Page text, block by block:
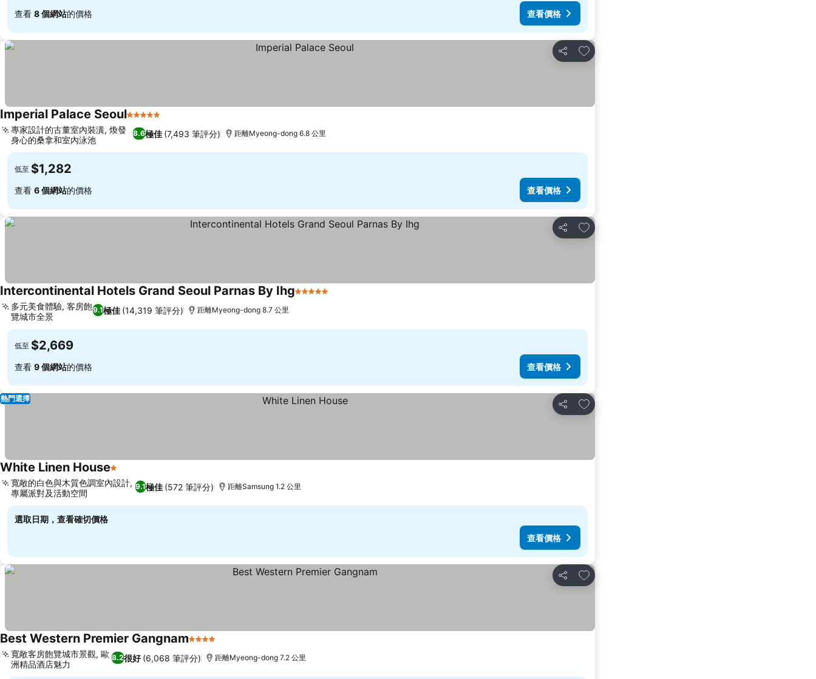
查看 8 個網站的價格 查看價格
分享
放到收藏夾
Imperial Palace Seoul5 星級
8.6極佳 (7,493 筆評分)
專家設計的古董室內裝潢, 煥發
身心的桑拿和室內泳池
距離Myeong-dong 6.8 公里
低至 $1,282
查看 6 個網站的價格 查看價格
分享
放到收藏夾
Intercontinental Hotels Grand Seoul Parnas By Ihg5 星級
9.1極佳 (14,319 筆評分)
多元美食體驗, 客房飽
覽城市全景
距離Myeong-dong 8.7 公里
低至 $2,669
查看 9 個網站的價格 查看價格
分享
放到收藏夾
熱門選擇
White Linen House1 星級
9.1極佳 (572 筆評分)
寬敞的白色與木質色調室內設計,
專屬派對及活動空間
距離Samsung 1.2 公里
選取日期，查看確切價格
查看價格
分享
放到收藏夾
Best Western Premier Gangnam4 星級
8.2很好 (6,068 筆評分)
寬敞客房飽覽城市景觀, 歐
洲精品酒店魅力
距離Myeong-dong 7.2 公里